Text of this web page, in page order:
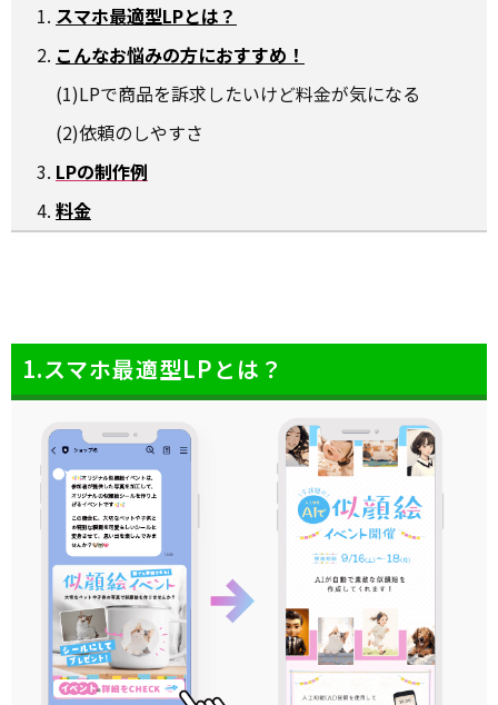
スマホ最適型LPとは？
こんなお悩みの方におすすめ！
(1)LPで商品を訴求したいけど料金が気になる
(2)依頼のしやすさ
LPの制作例
料金
1.スマホ最適型LPとは？